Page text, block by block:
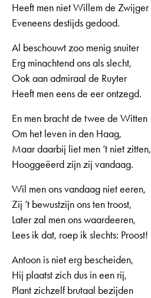
Heeft men niet Willem de Zwijger
Eveneens destijds gedood.
Al beschouwt zoo menig snuiter
Erg minachtend ons als slecht,
Ook aan admiraal de Ruyter
Heeft men eens de eer ontzegd.
En men bracht de twee de Witten
Om het leven in den Haag,
Maar daarbij liet men ’t niet zitten,
Hooggeëerd zijn zij vandaag.
Wil men ons vandaag niet eeren,
Zij ’t bewustzijn ons ten troost,
Later zal men ons waardeeren,
Lees ik dat, roep ik slechts: Proost!
Antoon is niet erg bescheiden,
Hij plaatst zich dus in een rij,
Plant zichzelf brutaal bezijden